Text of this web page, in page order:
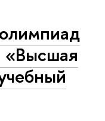
«Высшая